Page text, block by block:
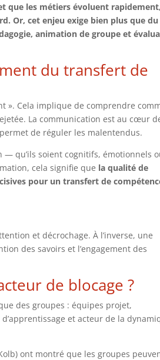
que les métiers évoluent rapidement,
Or, cet enjeu exige bien plus que
animation de groupe et
du transfert de
». Cela implique de comprendre
La communication est au cœur
de réguler les malentendus.
— qu’ils soient cognitifs, émotionnels
cela signifie que la qualité de
pour un transfert de
et décrochage. À l’inverse, une
des savoirs et l’engagement des
de blocage ?
des groupes : équipes projet,
et acteur de la
ont montré que les groupes